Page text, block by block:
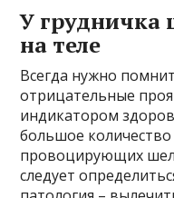
У грудничка
на теле
Всегда нужно
отрицательные
индикатором
большое
провоцирующих
следует